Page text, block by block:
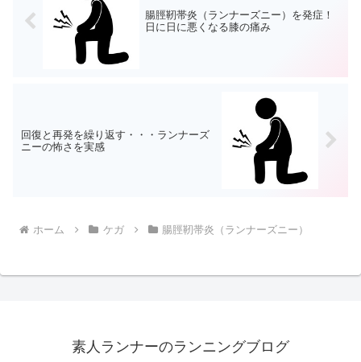
腸脛靭帯炎（ランナーズニー）を発症！
日に日に悪くなる膝の痛み
回復と再発を繰り返す・・・ランナーズ
ニーの怖さを実感
ホーム ケガ 腸脛靭帯炎（ランナーズニー）
素人ランナーのランニングブログ